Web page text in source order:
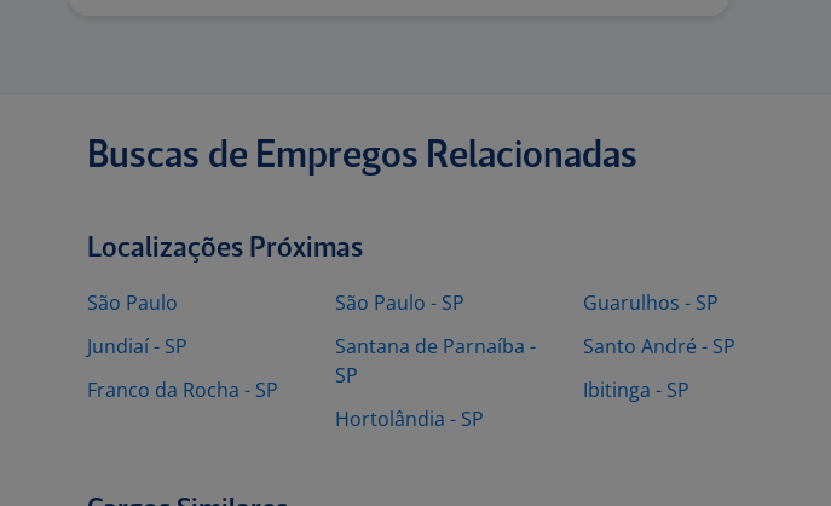
Buscas de Empregos Relacionadas
Localizações Próximas
São Paulo
Jundiaí - SP
Franco da Rocha - SP
São Paulo - SP
Santana de Parnaíba -
SP
Hortolândia - SP
Guarulhos - SP
Santo André - SP
Ibitinga - SP